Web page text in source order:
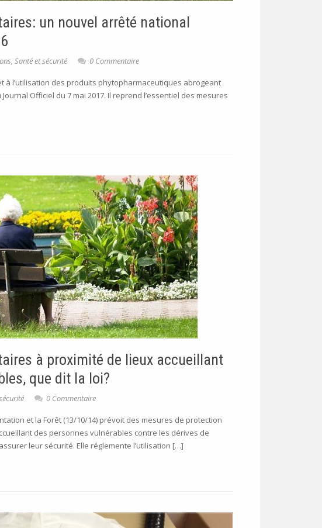
un nouvel arrêté national
, Santé et sécurité 0 Commentaire
à l’utilisation des produits phytopharmaceutiques abrogeant
Officiel du 7 mai 2017. Il reprend l’essentiel des mesures
à proximité de lieux accueillant
que dit la loi?
0 Commentaire
et la Forêt (13/10/14) prévoit des mesures de protection
des personnes vulnérables contre les dérives de
leur sécurité. Elle réglemente l’utilisation […]